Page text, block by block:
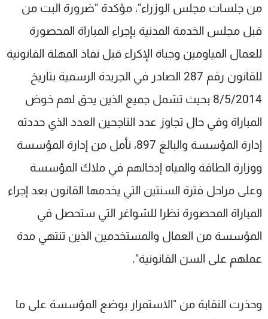
من جلسات مجلس الوزراء"، مؤكدة "ضرورة البت من
قبل مجلس الخدمة المدنية بإجراء المباراة المحصورة
للعمال المياومين وجباة الإكراء قبل نفاذ المهلة القانونية
للقانون رقم 287 الصادر في الجريدة الرسمية بتاريخ
8/5/2014 بحيث تشمل جميع الذين يحق لهم خوض
المباراة وفي حال تجاوز عدد الناجحين العدد الذي حددته
إدارة المؤسسة والبالغ 897، نأمل من إدارة المؤسسة
ووزارة الطاقة والمياه إدخالهم في ملاك المؤسسة
وعلى مراحل فترة السنتين التي يخدمها القانون بعد إجراء
المباراة المحصورة نظرا للشواغر التي ستحصل في
المؤسسة من العمال والمستخدمين الذين تنتهي مدة
عملهم على السن القانونية".
وحذرت النقابة من "الاستمرار بوضع المؤسسة على ما